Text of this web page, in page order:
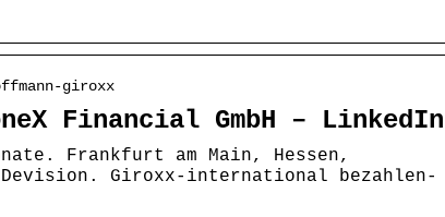
giroxx
Financial GmbH – LinkedIn
Frankfurt am Main, Hessen,
Devision. Giroxx-international bezahlen-